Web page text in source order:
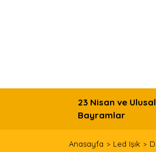
23 Nisan ve Ulusal
Bayramlar
Anasayfa Led Işık